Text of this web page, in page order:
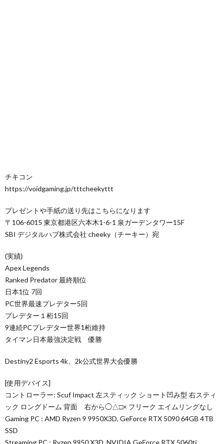
チキコン
https://voidgaming.jp/tttcheekyttt
プレゼントや手紙の送り先はこちらになります
〒106-6015 東京都港区六本木1-6-1 泉ガーデンタワー15F
SBI デジタルハブ株式会社 cheeky（チーキー）宛
(実績)
Apex Legends
Ranked Predator 最終順位
日本1位 7回
PC世界最速プレデター5回
プレデター１桁15回
9連続PCプレデター世界1桁維持
タイマン日本最強決定戦 優勝
Destiny2 Esports 4k、2k公式世界大会優勝
[使用デバイス]
コントローラー: Scuf Impact 左スティック ショート凹み型 右スティ
ック ロングドーム 背面 右から◯△□× フリーク エイムリングなし
Gaming PC : AMD Ryzen 9 9950X3D, GeForce RTX 5090 64GB 4TB
SSD
Streaming PC : Ryzen 9950 X3D, NVIDIA GeForce RTX 5060ti